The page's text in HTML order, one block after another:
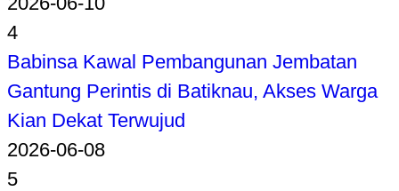
4
Babinsa Kawal Pembangunan Jembatan
Gantung Perintis di Batiknau, Akses Warga
Kian Dekat Terwujud
2026-06-08
5